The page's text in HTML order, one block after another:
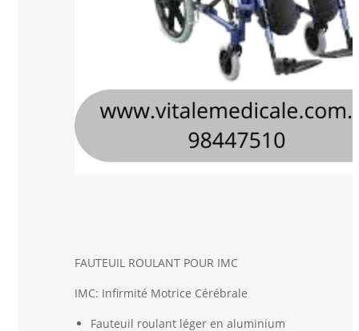
FAUTEUIL ROULANT POUR IMC
IMC: Infirmité Motrice Cérébrale
Fauteuil roulant léger en aluminium